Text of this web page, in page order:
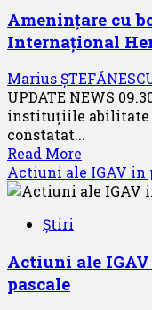
Amenințare cu
Internațional
Marius
UPDATE NEWS
instituțiile abilitate
constatat...
Read More
more
about
pe
Actiuni ale IGAV in
Știri
Actiuni ale
pascale